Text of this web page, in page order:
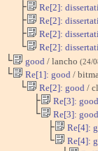
├ Re[2]:
├ Re[2]:
├ Re[2]:
└ Re[2]:
└ good / lancho (24/
└ Re[1]: good /
└ Re[2]: good /
├ Re[3]: good
└ Re[3]: good
├ Re[4]:
└ Re[4]: